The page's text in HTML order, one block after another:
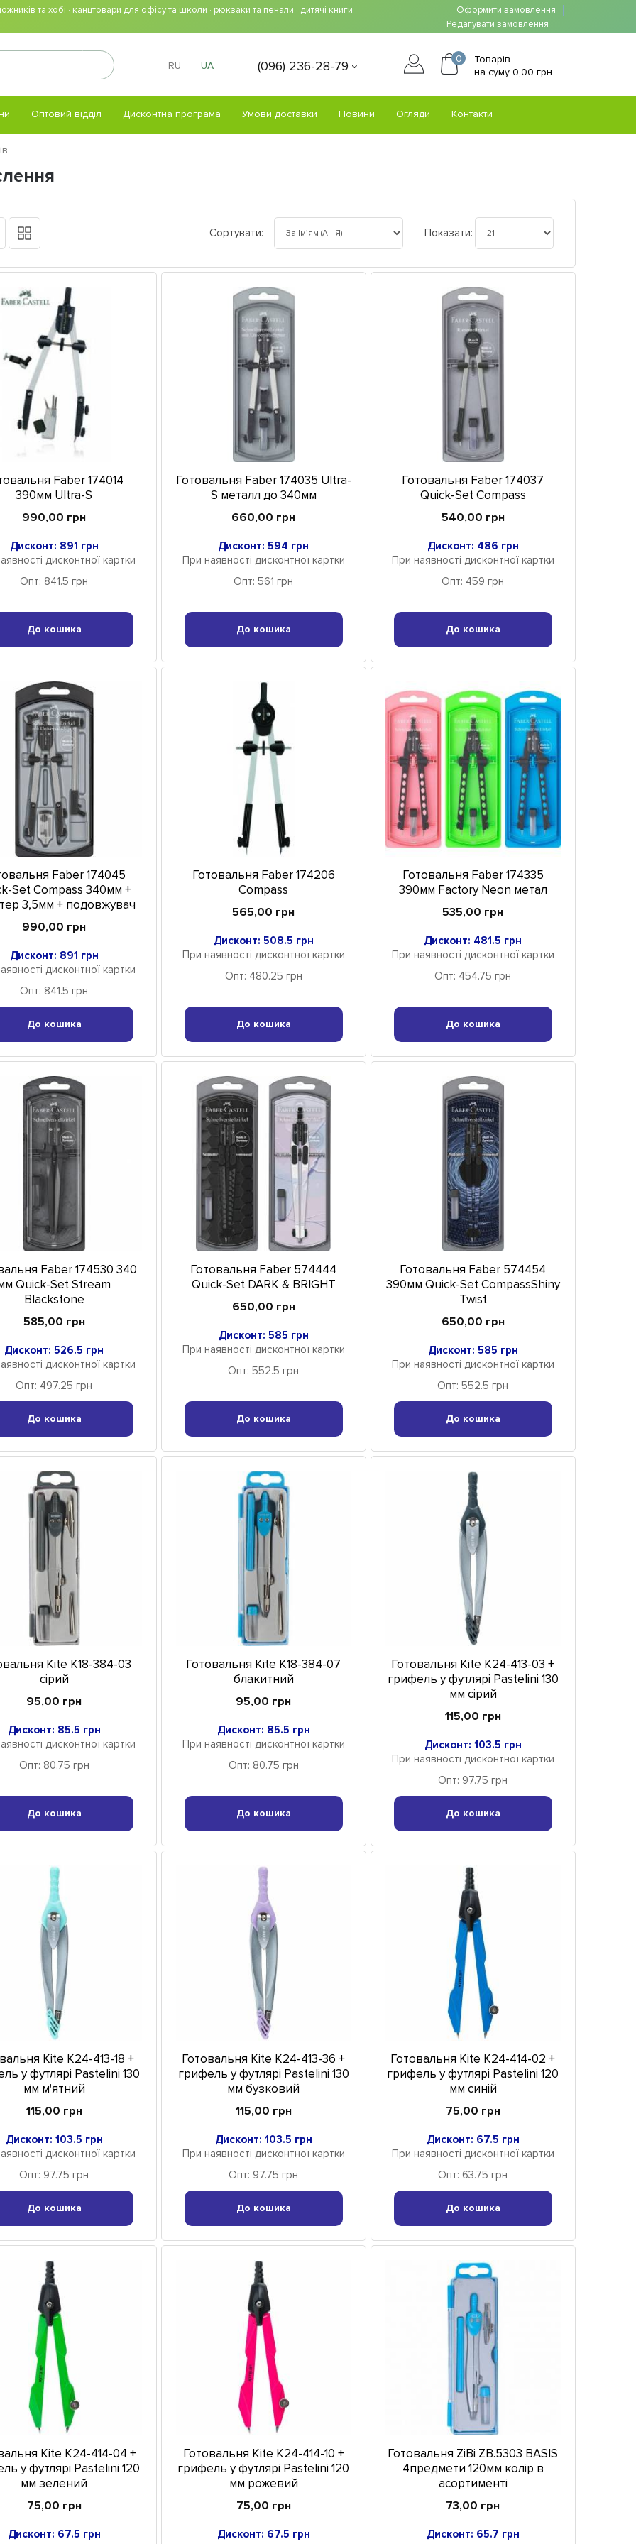
та хобі · канцтовари для офісу та школи · рюкзаки та пенали · дитячі книги
Оформити замовлення
Редагувати замовлення
RU UA
Товарів
0
на суму 0,00 грн
(096) 236-28-79
Оптовий відділ Дисконтна програма Умови доставки Новини Огляди Контакти
Сортувати: Показати:
Faber 174014
390мм Ultra-S
990,00 грн
Дисконт: 891 грн
дисконтної картки
Опт: 841.5 грн
До кошика
Готовальня Faber 174035 Ultra-
S металл до 340мм
660,00 грн
Дисконт: 594 грн
При наявності дисконтної картки
Опт: 561 грн
До кошика
Готовальня Faber 174037
Quick-Set Compass
540,00 грн
Дисконт: 486 грн
При наявності дисконтної картки
Опт: 459 грн
До кошика
Faber 174045
Set Compass 340мм +
3,5мм + подовжувач
990,00 грн
Дисконт: 891 грн
дисконтної картки
Опт: 841.5 грн
До кошика
Готовальня Faber 174206
Compass
565,00 грн
Дисконт: 508.5 грн
При наявності дисконтної картки
Опт: 480.25 грн
До кошика
Готовальня Faber 174335
390мм Factory Neon метал
535,00 грн
Дисконт: 481.5 грн
При наявності дисконтної картки
Опт: 454.75 грн
До кошика
Faber 174530 340
Quick-Set Stream
Blackstone
585,00 грн
Дисконт: 526.5 грн
дисконтної картки
Опт: 497.25 грн
До кошика
Готовальня Faber 574444
Quick-Set DARK & BRIGHT
650,00 грн
Дисконт: 585 грн
При наявності дисконтної картки
Опт: 552.5 грн
До кошика
Готовальня Faber 574454
390мм Quick-Set CompassShiny
Twist
650,00 грн
Дисконт: 585 грн
При наявності дисконтної картки
Опт: 552.5 грн
До кошика
Kite K18-384-03
сірий
95,00 грн
Дисконт: 85.5 грн
дисконтної картки
Опт: 80.75 грн
До кошика
Готовальня Kite K18-384-07
блакитний
95,00 грн
Дисконт: 85.5 грн
При наявності дисконтної картки
Опт: 80.75 грн
До кошика
Готовальня Kite K24-413-03 +
грифель у футлярі Pastelini 130
мм сірий
115,00 грн
Дисконт: 103.5 грн
При наявності дисконтної картки
Опт: 97.75 грн
До кошика
Kite K24-413-18 +
у футлярі Pastelini 130
мм м'ятний
115,00 грн
Дисконт: 103.5 грн
дисконтної картки
Опт: 97.75 грн
До кошика
Готовальня Kite K24-413-36 +
грифель у футлярі Pastelini 130
мм бузковий
115,00 грн
Дисконт: 103.5 грн
При наявності дисконтної картки
Опт: 97.75 грн
До кошика
Готовальня Kite K24-414-02 +
грифель у футлярі Pastelini 120
мм синій
75,00 грн
Дисконт: 67.5 грн
При наявності дисконтної картки
Опт: 63.75 грн
До кошика
Kite K24-414-04 +
у футлярі Pastelini 120
мм зелений
75,00 грн
Дисконт: 67.5 грн
Готовальня Kite K24-414-10 +
грифель у футлярі Pastelini 120
мм рожевий
75,00 грн
Дисконт: 67.5 грн
Готовальня ZiBi ZB.5303 BASIS
4предмети 120мм колір в
асортименті
73,00 грн
Дисконт: 65.7 грн